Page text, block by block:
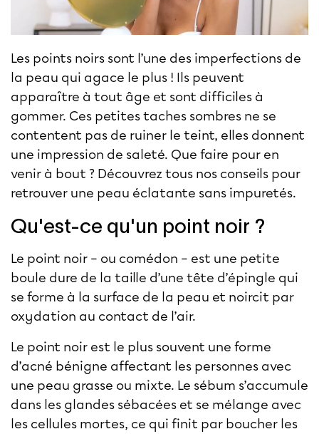
Les points noirs sont l’une des imperfections de
la peau qui agace le plus ! Ils peuvent
apparaître à tout âge et sont difficiles à
gommer. Ces petites taches sombres ne se
contentent pas de ruiner le teint, elles donnent
une impression de saleté. Que faire pour en
venir à bout ? Découvrez tous nos conseils pour
retrouver une peau éclatante sans impuretés.
Qu'est-ce qu'un point noir ?
Le point noir – ou comédon – est une petite
boule dure de la taille d’une tête d’épingle qui
se forme à la surface de la peau et noircit par
oxydation au contact de l’air.
Le point noir est le plus souvent une forme
d’acné bénigne affectant les personnes avec
une peau grasse ou mixte. Le sébum s’accumule
dans les glandes sébacées et se mélange avec
les cellules mortes, ce qui finit par boucher les